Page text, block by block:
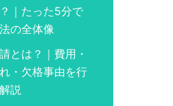
｜たった5分で
の全体像
とは？｜費用・
・欠格事由を行
説